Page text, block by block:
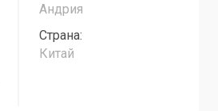
Андрия
Страна:
Китай